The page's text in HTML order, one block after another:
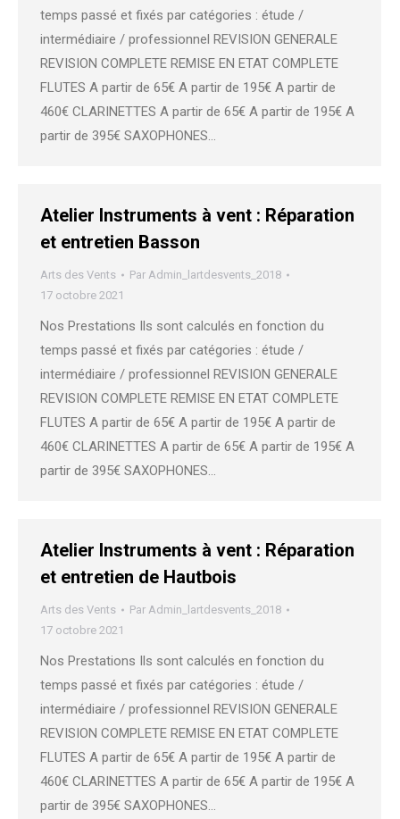
temps passé et fixés par catégories : étude /
intermédiaire / professionnel REVISION GENERALE
REVISION COMPLETE REMISE EN ETAT COMPLETE
FLUTES A partir de 65€ A partir de 195€ A partir de
460€ CLARINETTES A partir de 65€ A partir de 195€ A
partir de 395€ SAXOPHONES…
Atelier Instruments à vent : Réparation
et entretien Basson
Arts des Vents Par Admin_lartdesvents_2018
17 octobre 2021
Nos Prestations Ils sont calculés en fonction du
temps passé et fixés par catégories : étude /
intermédiaire / professionnel REVISION GENERALE
REVISION COMPLETE REMISE EN ETAT COMPLETE
FLUTES A partir de 65€ A partir de 195€ A partir de
460€ CLARINETTES A partir de 65€ A partir de 195€ A
partir de 395€ SAXOPHONES…
Atelier Instruments à vent : Réparation
et entretien de Hautbois
Arts des Vents Par Admin_lartdesvents_2018
17 octobre 2021
Nos Prestations Ils sont calculés en fonction du
temps passé et fixés par catégories : étude /
intermédiaire / professionnel REVISION GENERALE
REVISION COMPLETE REMISE EN ETAT COMPLETE
FLUTES A partir de 65€ A partir de 195€ A partir de
460€ CLARINETTES A partir de 65€ A partir de 195€ A
partir de 395€ SAXOPHONES…